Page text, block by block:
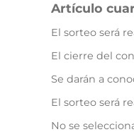
Artículo
El sorteo será
El cierre del
Se darán a
El sorteo será
No se